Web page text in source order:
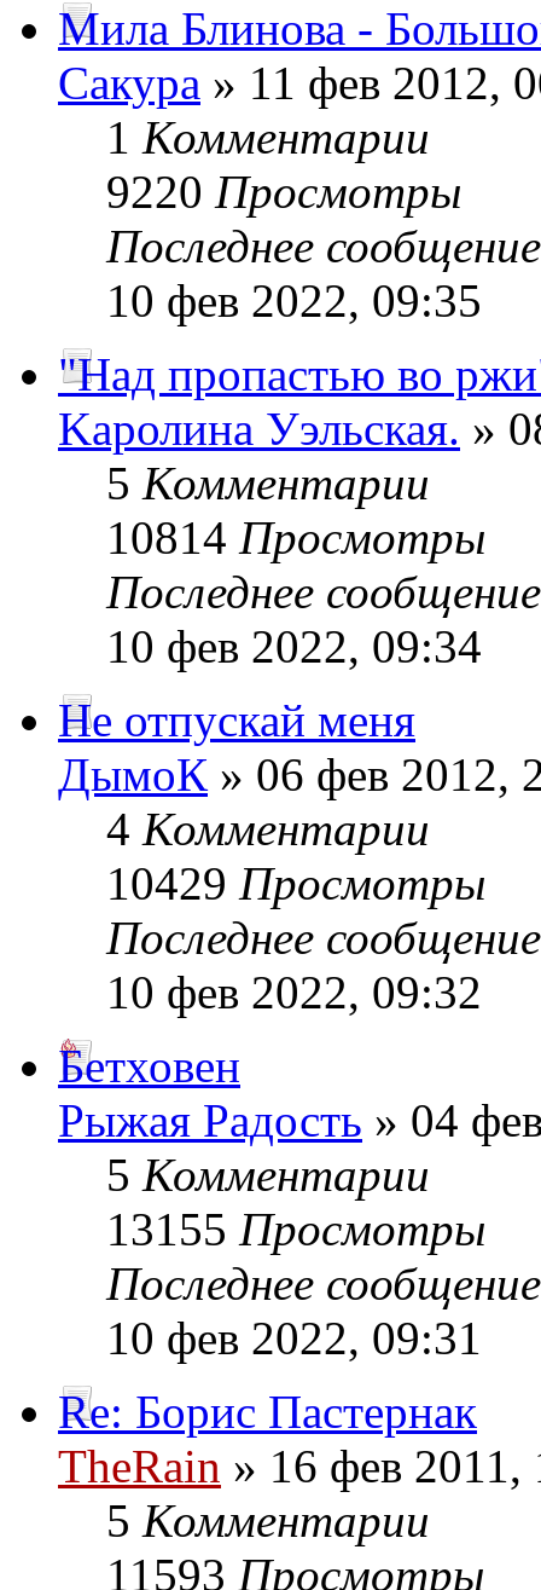
Мила Блинова -
Сакура » 11 фев 2012,
1 Комментарии
9220 Просмотры
Последнее
10 фев 2022, 09:35
"Над пропастью во
Kaролина Уэльская. »
5 Комментарии
10814 Просмотры
Последнее
10 фев 2022, 09:34
Не отпускай меня
ДымоК » 06 фев 2012,
4 Комментарии
10429 Просмотры
Последнее
10 фев 2022, 09:32
Бетховен
Рыжая Радость » 04
5 Комментарии
13155 Просмотры
Последнее
10 фев 2022, 09:31
Re: Борис Пастернак
TheRain » 16 фев 2011,
5 Комментарии
11593 Просмотры